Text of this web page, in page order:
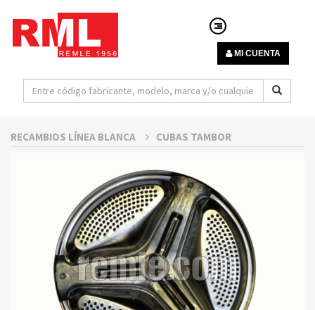
MI CUENTA
RECAMBIOS LÍNEA BLANCA CUBAS TAMBOR